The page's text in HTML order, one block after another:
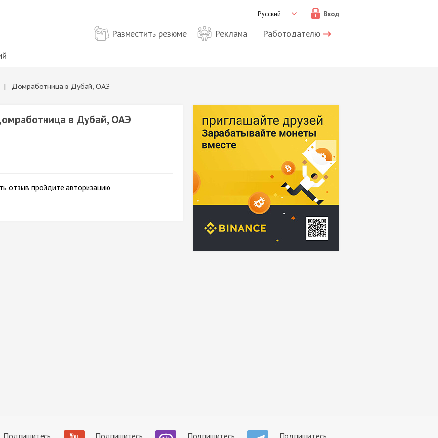
Вход
Русский
Разместить резюме Реклама
Работодателю
| Домработница в Дубай, ОАЭ
в Дубай, ОАЭ
отзыв пройдите авторизацию
Подпишитесь Подпишитесь Подпишитесь Подпишитесь